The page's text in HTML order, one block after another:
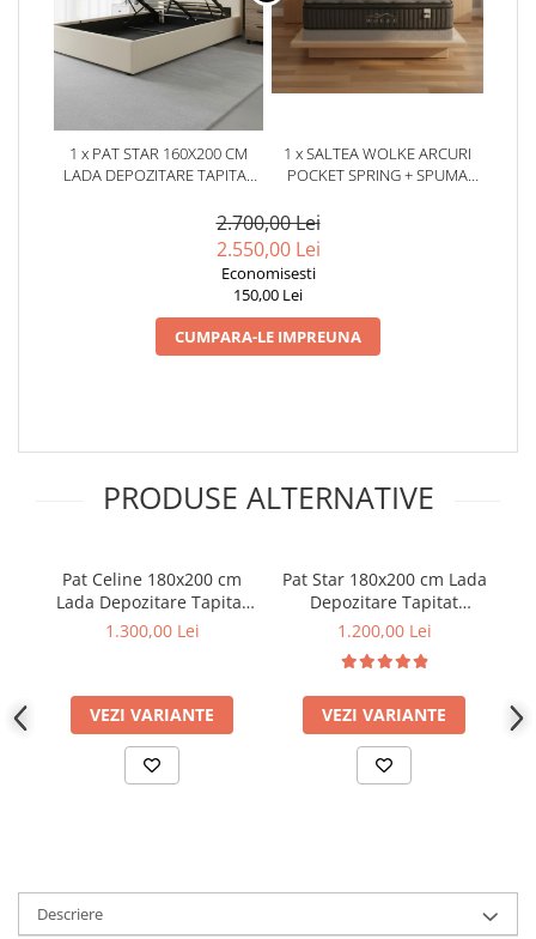
1 x PAT STAR 160X200 CM
LADA DEPOZITARE TAPITAT
1 x SALTEA WOLKE ARCURI
POCKET SPRING + SPUMA
2.700,00 Lei
2.550,00 Lei
Economisesti
150,00 Lei
CUMPARA-LE IMPREUNA
PRODUSE ALTERNATIVE
Pat Celine 180x200 cm
Lada Depozitare Tapitat
Catifea Nuanta Ivory
1.300,00 Lei
VEZI VARIANTE
Pat Star 180x200 cm Lada
Depozitare Tapitat
Catifea Crem (cod:G28-
1.200,00 Lei
VEZI VARIANTE
Descriere